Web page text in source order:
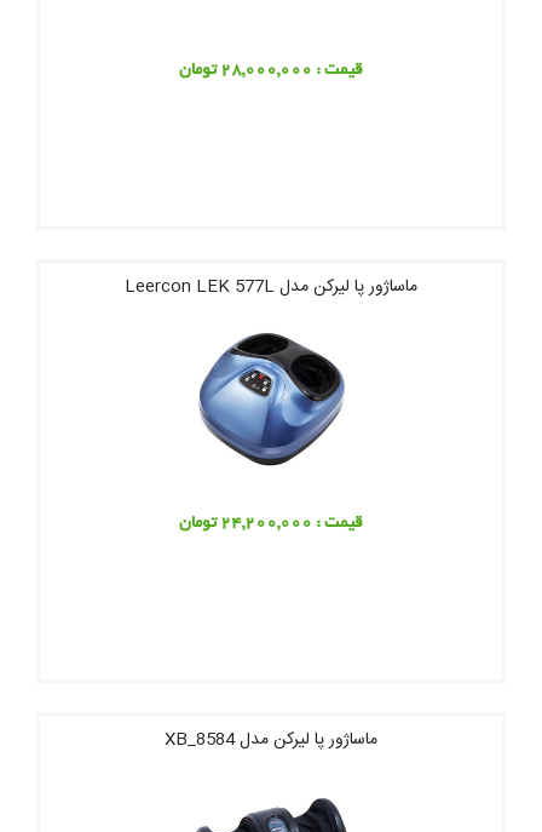
قیمت : 28,000,000 تومان
ماساژور پا لیرکن مدل Leercon LEK 577L
قیمت : 24,200,000 تومان
ماساژور پا لیرکن مدل XB_8584